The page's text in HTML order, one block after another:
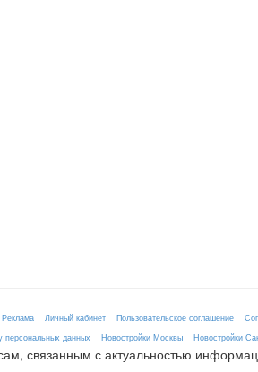
Реклама Личный кабинет Пользовательское соглашение
персональных данных
Новостройки Москвы Новостройки
связанным с актуальностью